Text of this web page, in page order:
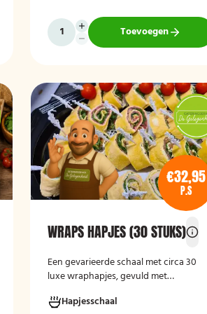
Toevoegen
€32,95
P.S
WRAPS HAPJES (30 STUKS)
Een gevarieerde schaal met circa 30
luxe wraphapjes, gevuld met
roomkaas, kip, carpaccio met rucola en
Hapjesschaal